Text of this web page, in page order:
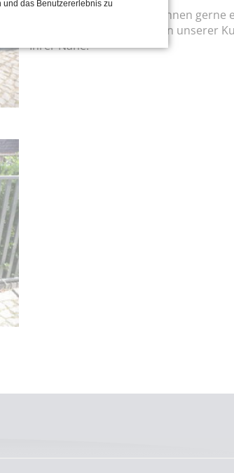
Bei Interesse nennen wir Ihnen gerne
fertiggestellte Zaunanlagen unserer
Ihrer Nähe.
und das Benutzererlebnis zu